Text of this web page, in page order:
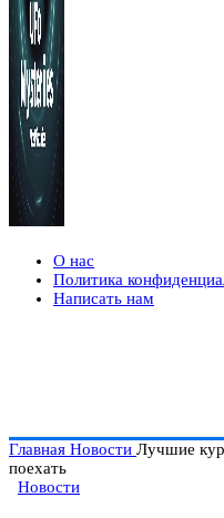
О нас
Политика
Написать нам
Главная Новости Лучшие
поехать
Новости